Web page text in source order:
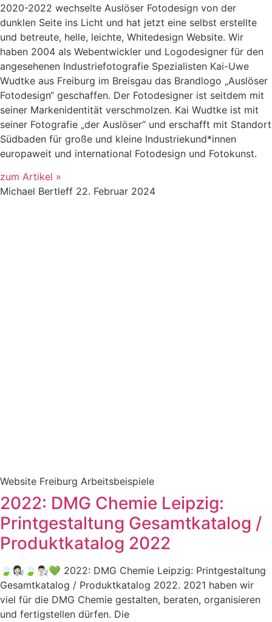
2020-2022 wechselte Auslöser Fotodesign von der
dunklen Seite ins Licht und hat jetzt eine selbst erstellte
und betreute, helle, leichte, Whitedesign Website. Wir
haben 2004 als Webentwickler und Logodesigner für den
angesehenen Industriefotografie Spezialisten Kai-Uwe
Wudtke aus Freiburg im Breisgau das Brandlogo „Auslöser
Fotodesign“ geschaffen. Der Fotodesigner ist seitdem mit
seiner Markenidentität verschmolzen. Kai Wudtke ist mit
seiner Fotografie „der Auslöser“ und erschafft mit Standort
Südbaden für große und kleine Industriekund*innen
europaweit und international Fotodesign und Fotokunst.
zum Artikel »
Michael Bertleff 22. Februar 2024
Website Freiburg Arbeitsbeispiele
2022: DMG Chemie Leipzig:
Printgestaltung Gesamtkatalog /
Produktkatalog 2022
🍃👩🏻‍🔬🍃👨🏻‍🔬💚 2022: DMG Chemie Leipzig: Printgestaltung
Gesamtkatalog / Produktkatalog 2022. 2021 haben wir
viel für die DMG Chemie gestalten, beraten, organisieren
und fertigstellen dürfen. Die